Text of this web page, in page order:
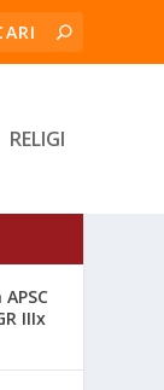
RELIGI
IIIx